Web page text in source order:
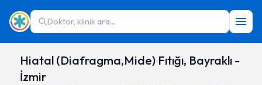
Doktor, klinik ara...
Hiatal (Diafragma,Mide) Fıtığı, Bayraklı -
İzmir